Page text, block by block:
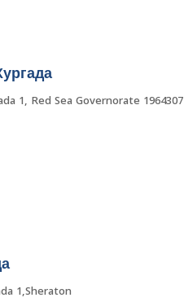
1, Red Sea Governorate 1964307
1,Sheraton